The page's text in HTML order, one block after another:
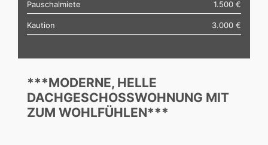
Pauschalmiete 1.500 €
Kaution 3.000 €
***MODERNE, HELLE
DACHGESCHOSSWOHNUNG MIT
ZUM WOHLFÜHLEN***